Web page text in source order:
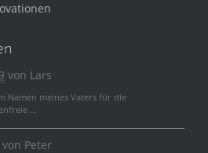
von Lars
Namen meines Vaters für die
...
von Peter